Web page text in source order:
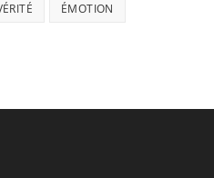
ÉMOTION